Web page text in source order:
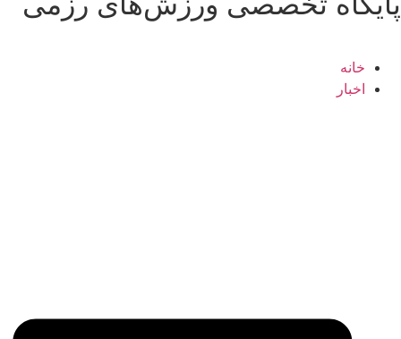
خانه
اخبار